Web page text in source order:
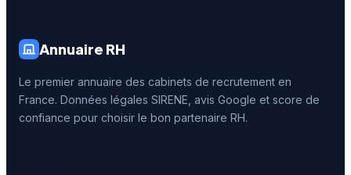
Annuaire RH
Le premier annuaire des cabinets de recrutement en
France. Données légales SIRENE, avis Google et score de
confiance pour choisir le bon partenaire RH.